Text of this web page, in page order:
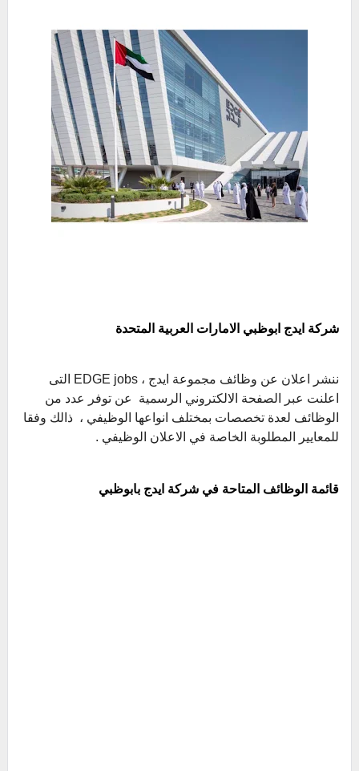
شركة ايدج ابوظبي الامارات العربية المتحدة
ننشر اعلان عن وظائف مجموعة ايدج ، EDGE jobs التى
اعلنت عبر الصفحة الالكتروني الرسمية عن توفر عدد من
الوظائف لعدة تخصصات بمختلف انواعها الوظيفي ، ذالك وفقا
للمعايير المطلوبة الخاصة في الاعلان الوظيفي .
قائمة الوظائف المتاحة في شركة ايدج بابوظبي